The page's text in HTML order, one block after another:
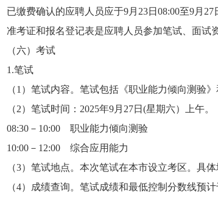
已缴费确认的应聘人员应于9月23日08:00至9月
准考证和报名登记表是应聘人员参加笔试、面试
（六）考试
1.笔试
（1）笔试内容。笔试包括《职业能力倾向测验
（2）笔试时间：2025年9月27日(星期六）上午。
08:30－10:00 职业能力倾向测验
10:00－12:00 综合应用能力
（3）笔试地点。本次笔试在本市设立考区。具
（4）成绩查询。笔试成绩和最低控制分数线预